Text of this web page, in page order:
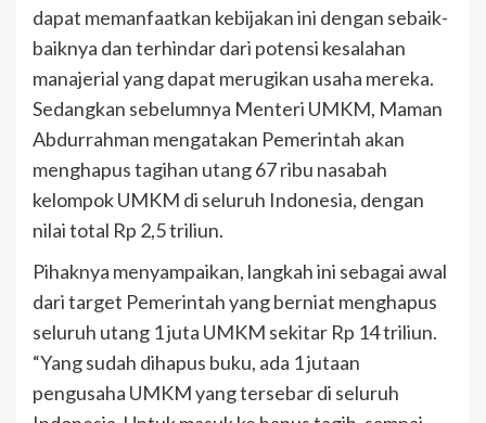
dapat memanfaatkan kebijakan ini dengan sebaik-
baiknya dan terhindar dari potensi kesalahan
manajerial yang dapat merugikan usaha mereka.
Sedangkan sebelumnya Menteri UMKM, Maman
Abdurrahman mengatakan Pemerintah akan
menghapus tagihan utang 67 ribu nasabah
kelompok UMKM di seluruh Indonesia, dengan
nilai total Rp 2,5 triliun.
Pihaknya menyampaikan, langkah ini sebagai awal
dari target Pemerintah yang berniat menghapus
seluruh utang 1 juta UMKM sekitar Rp 14 triliun.
“Yang sudah dihapus buku, ada 1 jutaan
pengusaha UMKM yang tersebar di seluruh